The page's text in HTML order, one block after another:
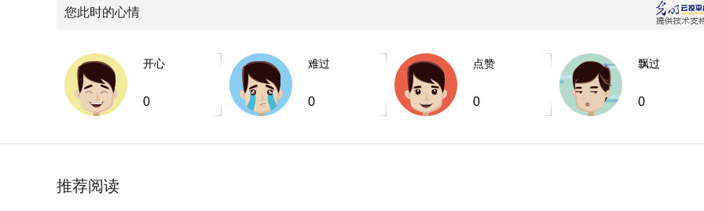
您此时的心情
开心
0
难过
0
点赞
0
飘过
0
推荐阅读